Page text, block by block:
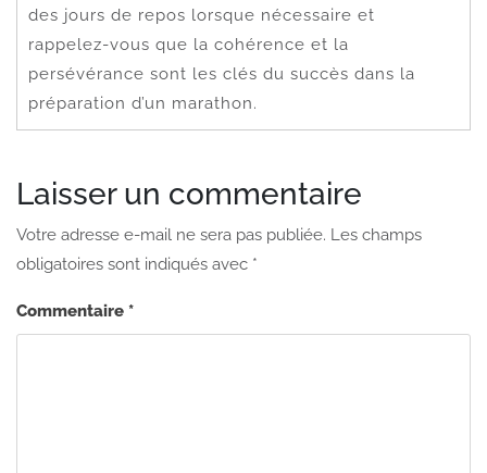
des jours de repos lorsque nécessaire et
rappelez-vous que la cohérence et la
persévérance sont les clés du succès dans la
préparation d’un marathon.
Laisser un commentaire
Votre adresse e-mail ne sera pas publiée. Les champs
obligatoires sont indiqués avec *
Commentaire *